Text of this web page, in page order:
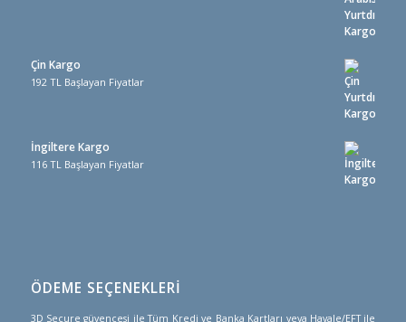
Çin Kargo
192 TL Başlayan Fiyatlar
İngiltere Kargo
116 TL Başlayan Fiyatlar
ÖDEME SEÇENEKLERİ
3D Secure güvencesi ile Tüm Kredi ve Banka Kartları veya Havale/EFT ile